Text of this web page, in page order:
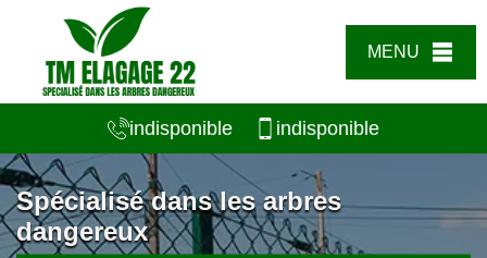
MENU
indisponible indisponible
Spécialisé dans les arbres
dangereux